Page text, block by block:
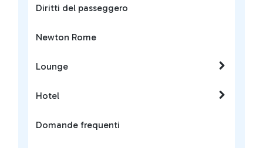
Diritti del passeggero
Newton Rome
Lounge
Hotel
Domande frequenti